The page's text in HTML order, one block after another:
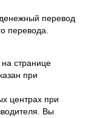
перевод
перевода.
странице
при
центрах при
Вы